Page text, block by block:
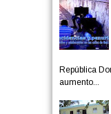
República
aumento...